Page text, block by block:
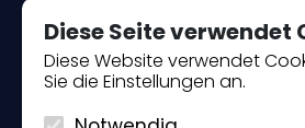
Diese Seite verwendet
Diese Website verwendet
Sie die Einstellungen an.
Piantade 41, 52440 Poreč